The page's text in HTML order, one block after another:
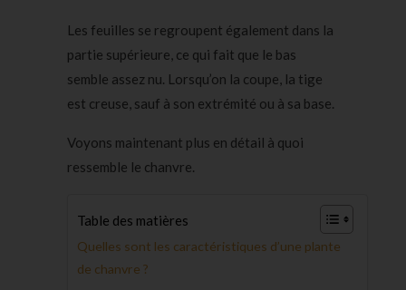
Les feuilles se regroupent également dans la
partie supérieure, ce qui fait que le bas
semble assez nu. Lorsqu’on la coupe, la tige
est creuse, sauf à son extrémité ou à sa base.
Voyons maintenant plus en détail à quoi
ressemble le chanvre.
Table des matières
Quelles sont les caractéristiques d’une plante
de chanvre ?